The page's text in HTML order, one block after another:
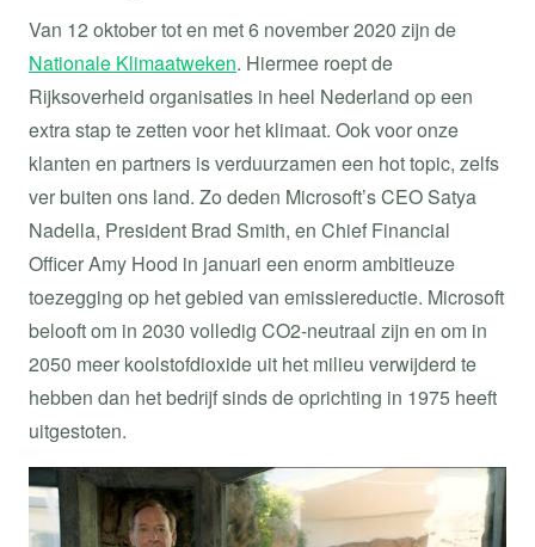
Van 12 oktober tot en met 6 november 2020 zijn de
Nationale Klimaatweken. Hiermee roept de
Rijksoverheid organisaties in heel Nederland op een
extra stap te zetten voor het klimaat. Ook voor onze
klanten en partners is verduurzamen een hot topic, zelfs
ver buiten ons land. Zo deden Microsoft’s CEO Satya
Nadella, President Brad Smith, en Chief Financial
Officer Amy Hood in januari een enorm ambitieuze
toezegging op het gebied van emissiereductie. Microsoft
belooft om in 2030 volledig CO2-neutraal zijn en om in
2050 meer koolstofdioxide uit het milieu verwijderd te
hebben dan het bedrijf sinds de oprichting in 1975 heeft
uitgestoten.